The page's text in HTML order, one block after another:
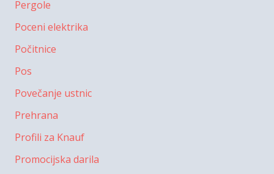
Pergole
Poceni elektrika
Počitnice
Pos
Povečanje ustnic
Prehrana
Profili za Knauf
Promocijska darila